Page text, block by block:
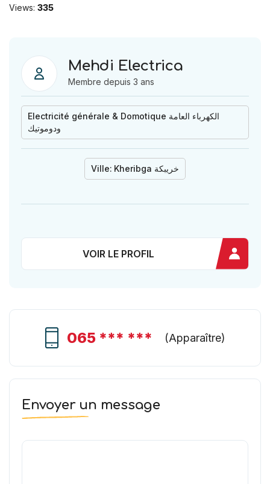
Views: 335
Mehdi Electrica
Membre depuis 3 ans
Electricité générale & Domotique الكهرباء العامة
ودوموتيك
Ville: Kheribga خريبكة
VOIR LE PROFIL
065 *** *** (Apparaître)
Envoyer un message